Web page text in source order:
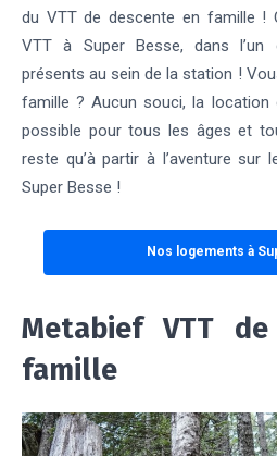
du VTT de descente en famille !
VTT à Super Besse, dans l’un
présents au sein de la station !
famille ? Aucun souci, la
possible pour tous les âges et
reste qu’à partir à l’aventure
Super Besse !
Nos logements à
Metabief VTT
famille